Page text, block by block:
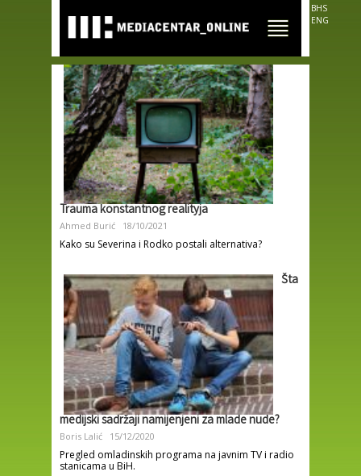
main
content
BHS
ENG
Trauma konstantnog realityja
Ahmed Burić 18/10/2021
Kako su Severina i Rodko postali alternativa?
Šta
medijski sadržaji namijenjeni za mlade nude?
Boris Lalić 15/12/2020
Pregled omladinskih programa na javnim TV i radio
stanicama u BiH.